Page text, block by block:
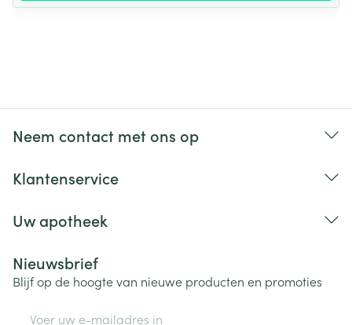
Neem contact met ons op
Klantenservice
Uw apotheek
Nieuwsbrief
Blijf op de hoogte van nieuwe producten en promoties